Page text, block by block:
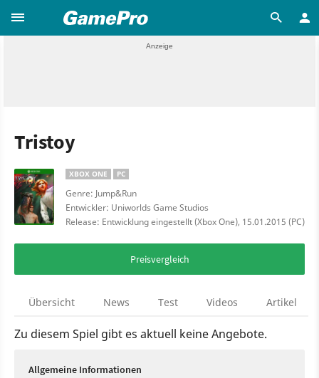
Tristoy
XBOX ONE PC
Genre: Jump&Run
Entwickler: Uniworlds Game Studios
Release: Entwicklung eingestellt (Xbox One), 15.01.2015 (PC)
Preisvergleich
Übersicht News Test Videos Artikel
Zu diesem Spiel gibt es aktuell keine Angebote.
Allgemeine Informationen